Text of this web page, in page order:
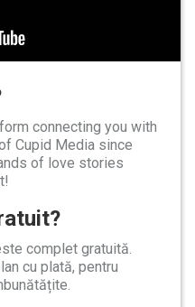
connecting you with
Cupid Media since
of love stories
complet gratuită.
cu plată, pentru